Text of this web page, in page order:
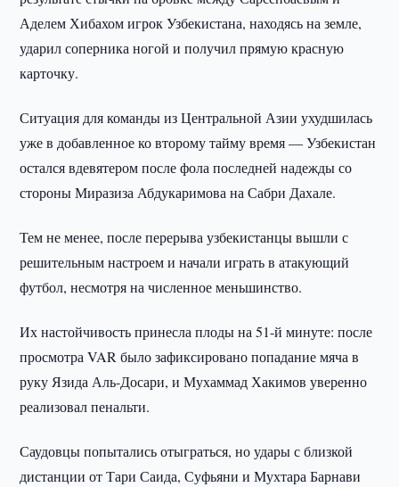
Аделем Хибахом игрок Узбекистана, находясь на земле,
ударил соперника ногой и получил прямую красную
карточку.
Ситуация для команды из Центральной Азии ухудшилась
уже в добавленное ко второму тайму время — Узбекистан
остался вдевятером после фола последней надежды со
стороны Миразиза Абдукаримова на Сабри Дахале.
Тем не менее, после перерыва узбекистанцы вышли с
решительным настроем и начали играть в атакующий
футбол, несмотря на численное меньшинство.
Их настойчивость принесла плоды на 51-й минуте: после
просмотра VAR было зафиксировано попадание мяча в
руку Язида Аль-Досари, и Мухаммад Хакимов уверенно
реализовал пенальти.
Саудовцы попытались отыграться, но удары с близкой
дистанции от Тари Саида, Суфьяни и Мухтара Барнави